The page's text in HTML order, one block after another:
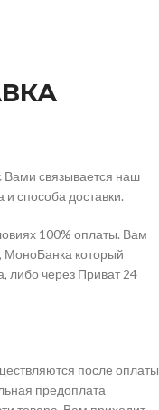
Вами связывается наш
и способа доставки.
100% оплаты. Вам
МоноБанка который
либо через Приват 24
после оплаты
предоплата